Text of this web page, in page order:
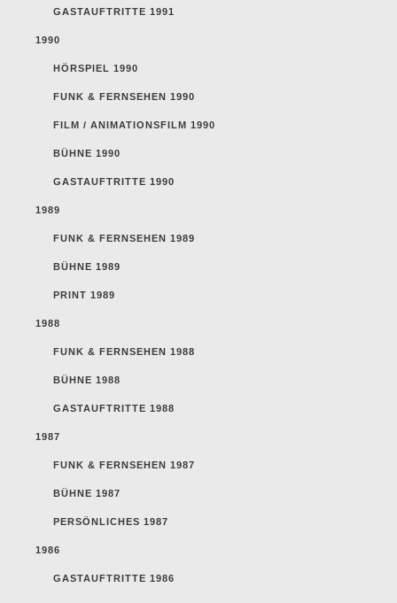
GASTAUFTRITTE 1991
1990
HÖRSPIEL 1990
FUNK & FERNSEHEN 1990
FILM / ANIMATIONSFILM 1990
BÜHNE 1990
GASTAUFTRITTE 1990
1989
FUNK & FERNSEHEN 1989
BÜHNE 1989
PRINT 1989
1988
FUNK & FERNSEHEN 1988
BÜHNE 1988
GASTAUFTRITTE 1988
1987
FUNK & FERNSEHEN 1987
BÜHNE 1987
PERSÖNLICHES 1987
1986
GASTAUFTRITTE 1986